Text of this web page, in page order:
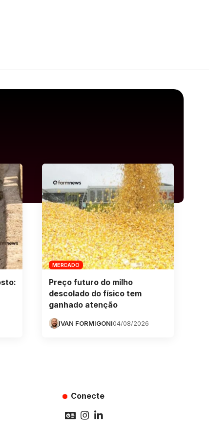
MERCADO
Preço futuro do milho
descolado do físico tem
ganhado atenção
IVAN FORMIGONI04/08/2026
Conecte